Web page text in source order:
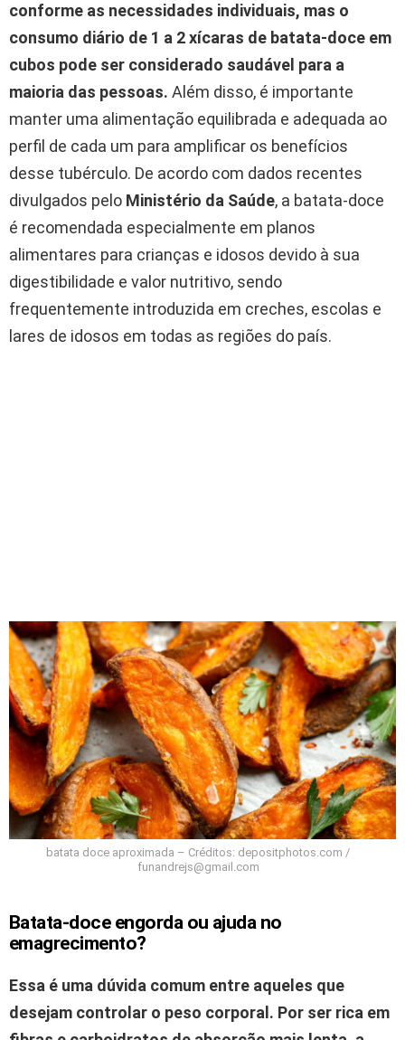
conforme as necessidades individuais, mas o
consumo diário de 1 a 2 xícaras de batata-doce em
cubos pode ser considerado saudável para a
maioria das pessoas. Além disso, é importante
manter uma alimentação equilibrada e adequada ao
perfil de cada um para amplificar os benefícios
desse tubérculo. De acordo com dados recentes
divulgados pelo Ministério da Saúde, a batata-doce
é recomendada especialmente em planos
alimentares para crianças e idosos devido à sua
digestibilidade e valor nutritivo, sendo
frequentemente introduzida em creches, escolas e
lares de idosos em todas as regiões do país.
batata doce aproximada – Créditos: depositphotos.com /
funandrejs@gmail.com
Batata-doce engorda ou ajuda no
emagrecimento?
Essa é uma dúvida comum entre aqueles que
desejam controlar o peso corporal. Por ser rica em